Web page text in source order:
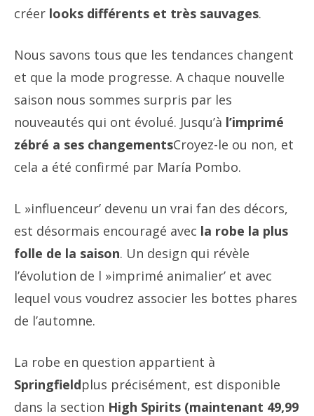
créer looks différents et très sauvages.
Nous savons tous que les tendances changent
et que la mode progresse. A chaque nouvelle
saison nous sommes surpris par les
nouveautés qui ont évolué. Jusqu’à l’imprimé
zébré a ses changementsCroyez-le ou non, et
cela a été confirmé par María Pombo.
L »influenceur’ devenu un vrai fan des décors,
est désormais encouragé avec la robe la plus
folle de la saison. Un design qui révèle
l’évolution de l »imprimé animalier’ et avec
lequel vous voudrez associer les bottes phares
de l’automne.
La robe en question appartient à
Springfieldplus précisément, est disponible
dans la section High Spirits (maintenant 49,99